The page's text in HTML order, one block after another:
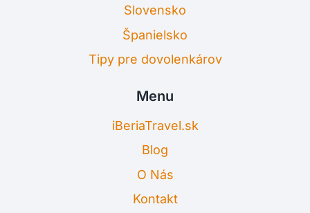
Slovensko
Španielsko
Tipy pre dovolenkárov
Menu
iBeriaTravel.sk
Blog
O Nás
Kontakt